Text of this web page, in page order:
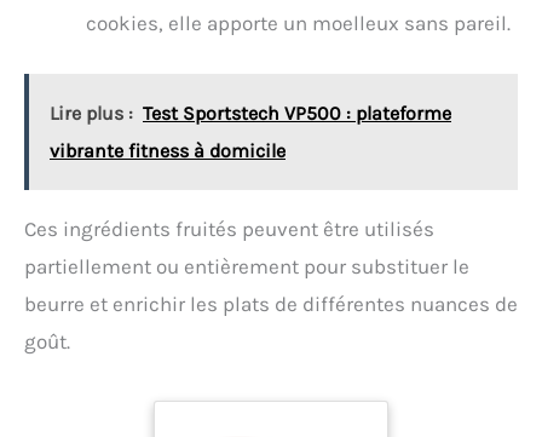
cookies, elle apporte un moelleux sans pareil.
Lire plus : Test Sportstech VP500 : plateforme
vibrante fitness à domicile
Ces ingrédients fruités peuvent être utilisés
partiellement ou entièrement pour substituer le
beurre et enrichir les plats de différentes nuances de
goût.